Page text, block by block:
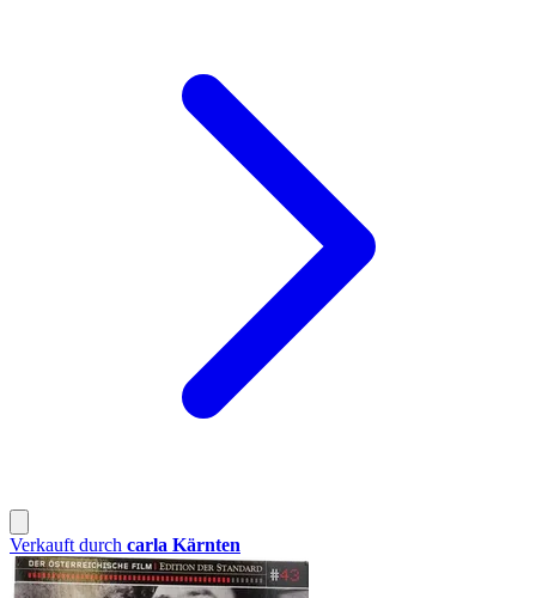
Verkauft durch carla Kärnten